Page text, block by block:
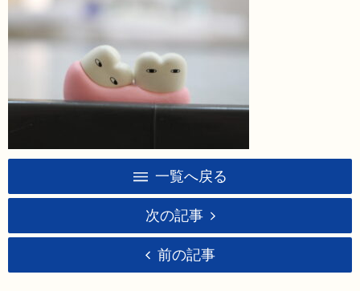
一覧へ戻る
次の記事
前の記事